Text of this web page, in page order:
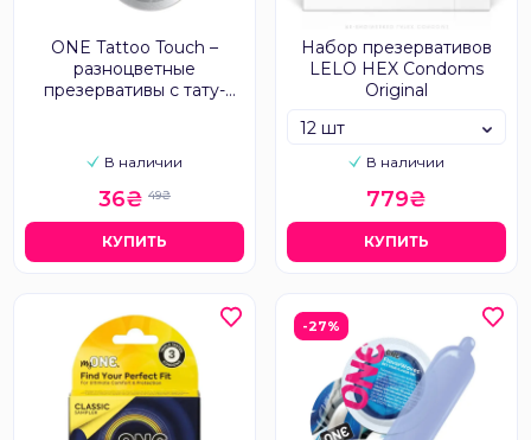
ONE Tattoo Touch –
разноцветные
презервативы с тату-
В наличии
36₴ 49₴
КУПИТЬ
Набор презервативов
LELO HEX Condoms
Original
В наличии
12 шт
779₴
КУПИТЬ
-27%